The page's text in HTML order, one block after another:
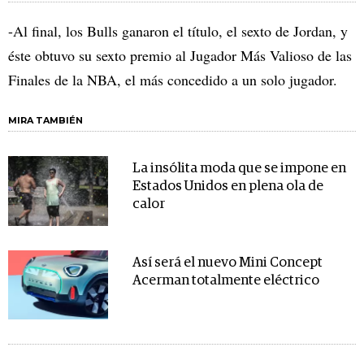
-Al final, los Bulls ganaron el título, el sexto de Jordan, y
éste obtuvo su sexto premio al Jugador Más Valioso de las
Finales de la NBA, el más concedido a un solo jugador.
MIRA TAMBIÉN
La insólita moda que se impone en
Estados Unidos en plena ola de
calor
Así será el nuevo Mini Concept
Acerman totalmente eléctrico